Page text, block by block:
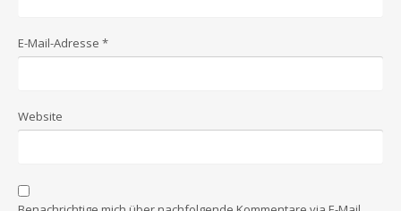
E-Mail-Adresse *
Website